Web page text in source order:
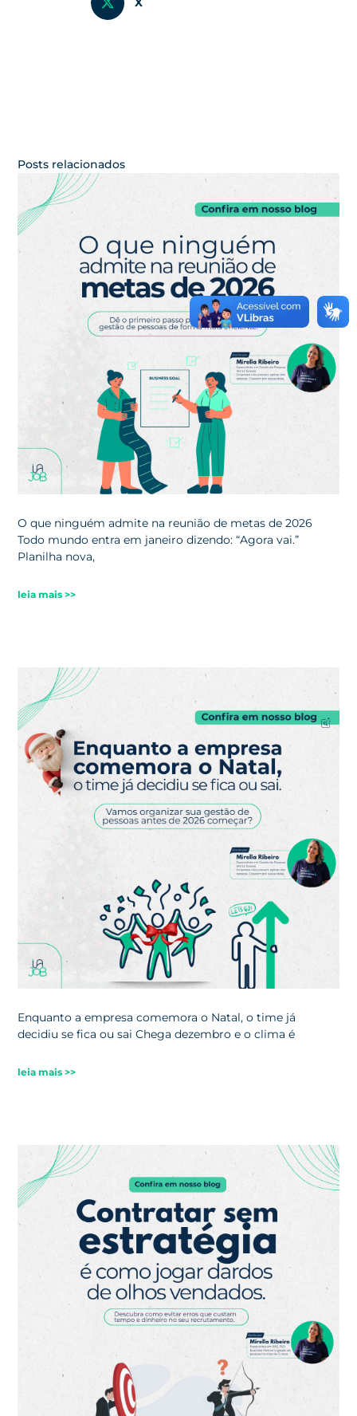
Posts relacionados
O que ninguém admite na reunião de metas de 2026
Todo mundo entra em janeiro dizendo: “Agora vai.”
Planilha nova,
leia mais >>
Enquanto a empresa comemora o Natal, o time já
decidiu se fica ou sai Chega dezembro e o clima é
leia mais >>